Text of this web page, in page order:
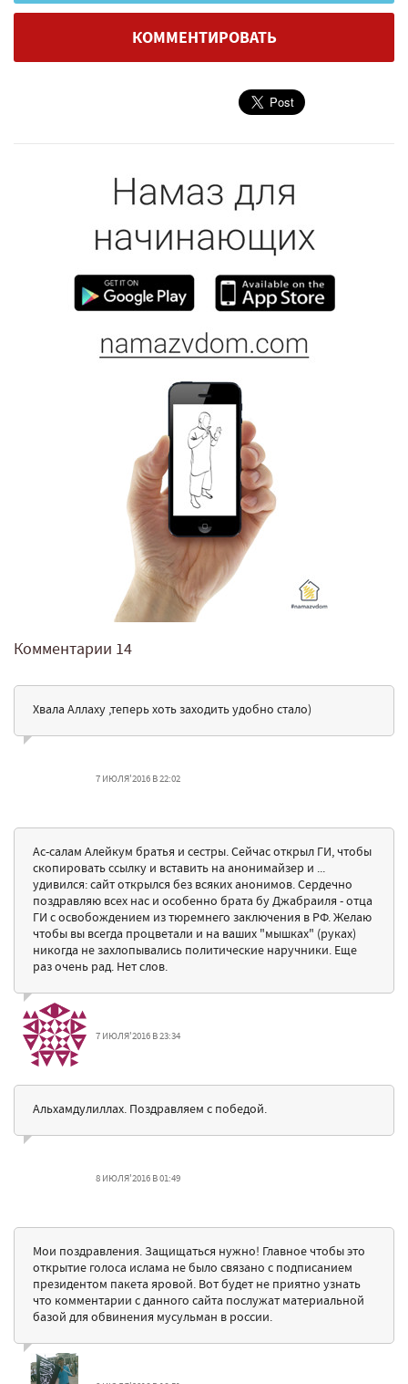
КОММЕНТИРОВАТЬ
Комментарии 14
Хвала Аллаху ,теперь хоть заходить удобно стало)
7 ИЮЛЯ'2016 В 22:02
Ас-салам Алейкум братья и сестры. Сейчас открыл ГИ, чтобы
скопировать ссылку и вставить на анонимайзер и ...
удивился: сайт открылся без всяких анонимов. Сердечно
поздравляю всех нас и особенно брата бу Джабраиля - отца
ГИ с освобождением из тюремнего заключения в РФ. Желаю
чтобы вы всегда процветали и на ваших "мышках" (руках)
никогда не захлопывались политические наручники. Еще
раз очень рад. Нет слов.
7 ИЮЛЯ'2016 В 23:34
Альхамдулиллах. Поздравляем с победой.
8 ИЮЛЯ'2016 В 01:49
Мои поздравления. Защищаться нужно! Главное чтобы это
открытие голоса ислама не было связано с подписанием
президентом пакета яровой. Вот будет не приятно узнать
что комментарии с данного сайта послужат материальной
базой для обвинения мусульман в россии.